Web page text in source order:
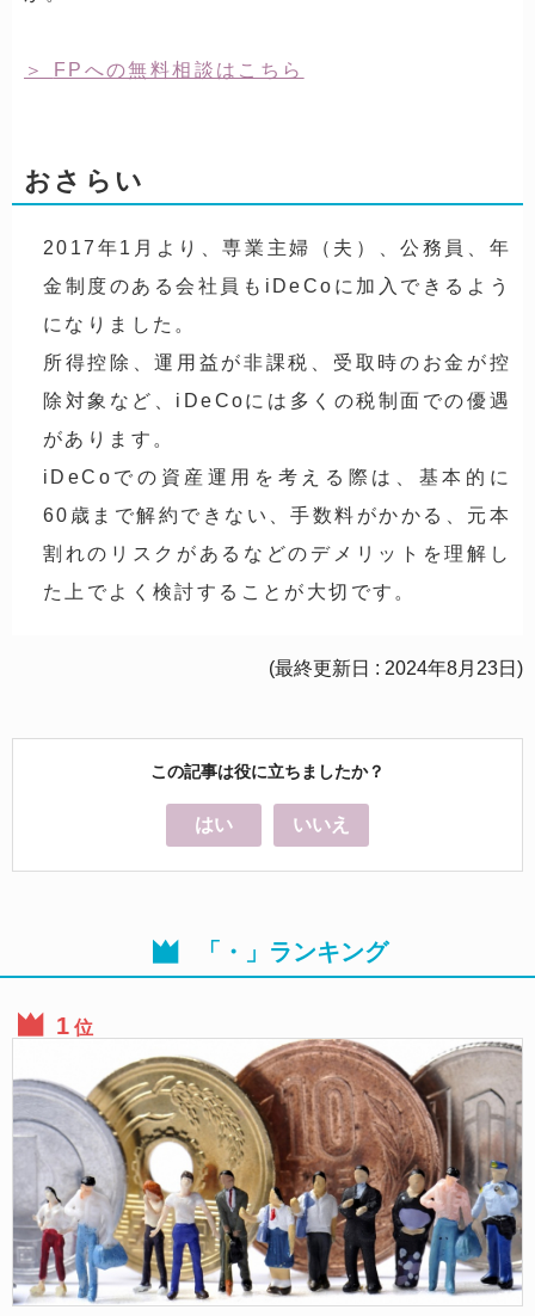
FPへの無料相談はこちら
おさらい
2017年1月より、専業主婦（夫）、公務員、年
金制度のある会社員もiDeCoに加入できるよう
になりました。
所得控除、運用益が非課税、受取時のお金が控
除対象など、iDeCoには多くの税制面での優遇
があります。
iDeCoでの資産運用を考える際は、基本的に
60歳まで解約できない、手数料がかかる、元本
割れのリスクがあるなどのデメリットを理解し
た上でよく検討することが大切です。
(最終更新日 : 2024年8月23日)
この記事は役に立ちましたか？
はい いいえ
「・」ランキング
位